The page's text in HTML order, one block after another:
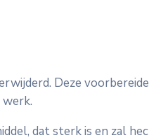
Deze
dat sterk is en zal